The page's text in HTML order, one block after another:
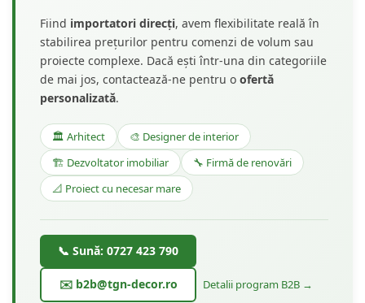
Fiind importatori direcți, avem flexibilitate reală în
stabilirea prețurilor pentru comenzi de volum sau
proiecte complexe. Dacă ești într-una din categoriile
de mai jos, contactează-ne pentru o ofertă
personalizată.
🏛️ Arhitect
🎨 Designer de interior
🏗️ Dezvoltator imobiliar
🔧 Firmă de renovări
📐 Proiect cu necesar mare
📞 Sună: 0727 423 790
✉️ b2b@tgn-decor.ro Detalii program B2B →